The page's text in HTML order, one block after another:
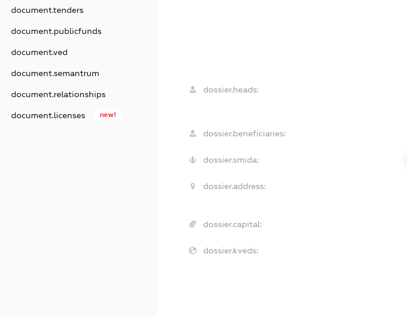
document.tenders
document.publicfunds
document.ved
document.semantrum
document.relationships
document.licenses new!
dossier.heads:
dossier.beneficiaries:
dossier.smida:
dossier.address:
dossier.capital:
dossier.kveds: